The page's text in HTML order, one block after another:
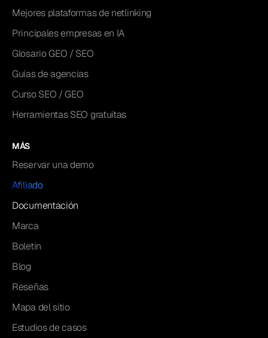
Mejores plataformas de netlinking
Principales empresas en IA
Glosario GEO / SEO
Guías de agencias
Curso SEO / GEO
Herramientas SEO gratuitas
MÁS
Reservar una demo
Afiliado
Documentación
Marca
Boletín
Blog
Reseñas
Mapa del sitio
Estudios de casos